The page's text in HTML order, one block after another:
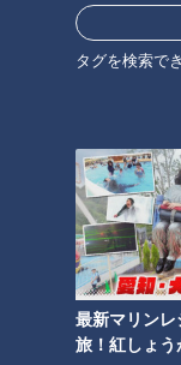
タグを検索で
最新マリン
旅！紅しょ
オススメ関連コ
チャント知っ得！な
ター＃２４ がんを
法とは！？【チャン